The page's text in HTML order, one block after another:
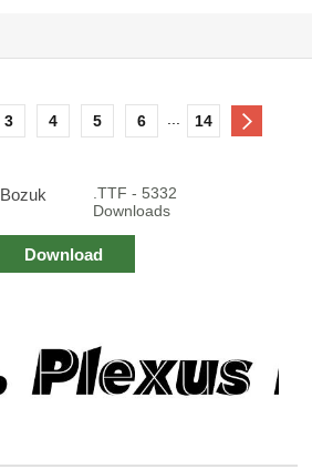
3 4 5 6 14
Bozuk
.TTF - 5332
Downloads
Download